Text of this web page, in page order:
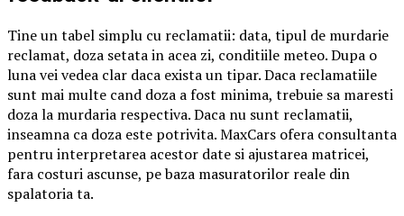
Tine un tabel simplu cu reclamatii: data, tipul de murdarie
reclamat, doza setata in acea zi, conditiile meteo. Dupa o
luna vei vedea clar daca exista un tipar. Daca reclamatiile
sunt mai multe cand doza a fost minima, trebuie sa maresti
doza la murdaria respectiva. Daca nu sunt reclamatii,
inseamna ca doza este potrivita. MaxCars ofera consultanta
pentru interpretarea acestor date si ajustarea matricei,
fara costuri ascunse, pe baza masuratorilor reale din
spalatoria ta.